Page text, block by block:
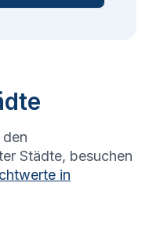
Städte, besuchen
in